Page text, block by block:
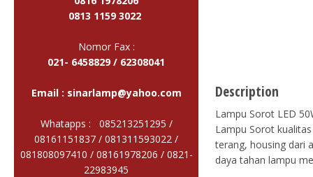
0813 1159 3022
Nomor Fax :
021- 6458829 / 62308041
Email : sinarlamp@yahoo.com
Whatapps : 085213251295 /
08161151837 / 081311593022 /
081808097410 / 08161978206 / 0821-
22983945
Description
Lampu Sorot LED
Lampu Sorot
terang, housing dari
daya tahan lampu